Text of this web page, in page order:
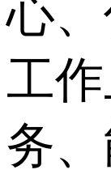
心、
工
务